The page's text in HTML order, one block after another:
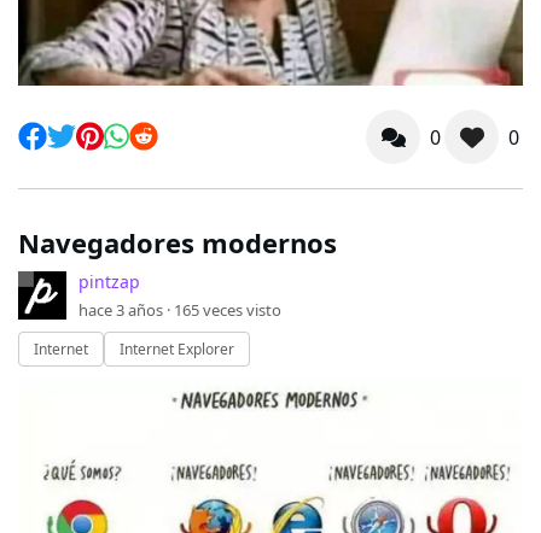
0 0
Navegadores modernos
pintzap
hace 3 años · 165veces visto
Internet Internet Explorer